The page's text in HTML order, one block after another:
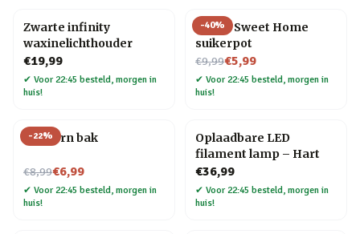
Zwarte infinity
waxinelichthouder
€19,99
✔ Voor 22:45 besteld, morgen in
huis!
-40%
Home Sweet Home
suikerpot
€9,99
Nu voor€5,99
✔ Voor 22:45 besteld, morgen in
huis!
-22%
Popcorn bak
€8,99
Nu voor€6,99
✔ Voor 22:45 besteld, morgen in
huis!
Oplaadbare LED
filament lamp – Hart
€36,99
✔ Voor 22:45 besteld, morgen in
huis!